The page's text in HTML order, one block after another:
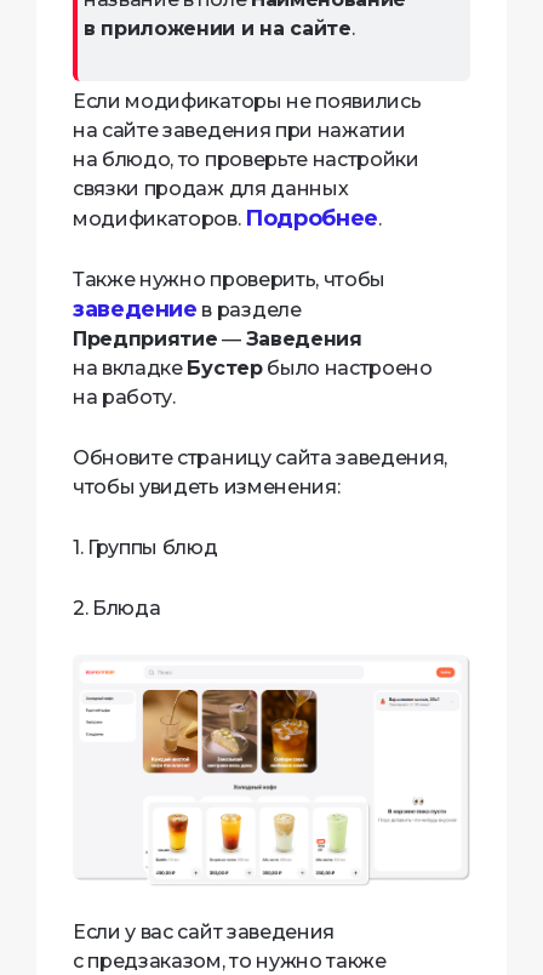
в приложении и на сайте.
Если модификаторы не появились
на сайте заведения при нажатии
на блюдо, то проверьте настройки
связки продаж для данных
модификаторов. Подробнее.
Также нужно проверить, чтобы
заведение в разделе
Предприятие — Заведения
на вкладке Бустербыло настроено
на работу.
Обновите страницу сайта заведения,
чтобы увидеть изменения:
1. Группы блюд
2. Блюда
Если у вас сайт заведения
с предзаказом, то нужно также